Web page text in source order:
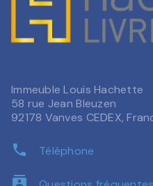
Immeuble Louis Hachette
58 rue Jean Bleuzen
92178 Vanves CEDEX,
phone Téléphone